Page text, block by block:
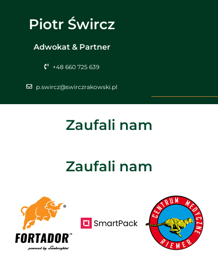
Piotr Śwircz
Adwokat & Partner
+48 660 725 639
p.swircz@swirczrakowski.pl
Zaufali nam
Zaufali nam